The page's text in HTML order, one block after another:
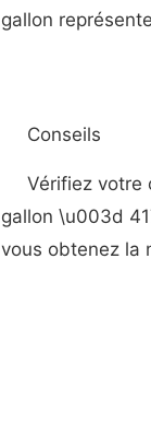
gallon
Conseils
Vérifiez votre
gallon \u003d
vous obtenez la